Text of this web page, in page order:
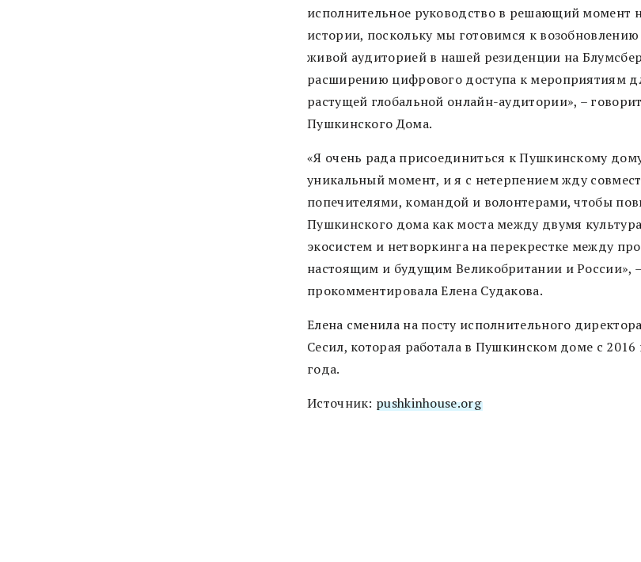
исполнительное руководство в решающий момент
истории, поскольку мы готовимся к
живой аудиторией в нашей резиденции на
расширению цифрового доступа к мероприятиям
растущей глобальной онлайн-аудитории», –
Пушкинского Дома.
«Я очень рада присоединиться к Пушкинскому
уникальный момент, и я с нетерпением жду
попечителями, командой и волонтерами, чтобы
Пушкинского дома как моста между двумя
экосистем и нетворкинга на перекрестке между
настоящим и будущим Великобритании и России», –
прокомментировала Елена Судакова.
Елена сменила на посту исполнительного
Сесил, которая работала в Пушкинском доме с
года.
Источник: pushkinhouse.org